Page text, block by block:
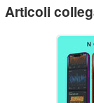
Articoli